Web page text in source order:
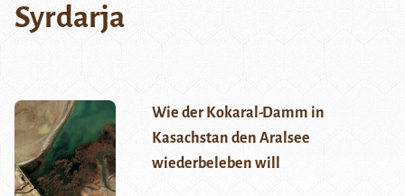
Syrdarja
Wie der Kokaral-Damm in
Kasachstan den Aralsee
wiederbeleben will